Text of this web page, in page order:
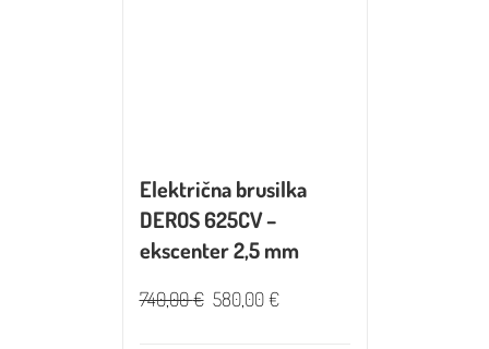
Električna brusilka
DEROS 625CV –
ekscenter 2,5 mm
740,00€ 580,00€